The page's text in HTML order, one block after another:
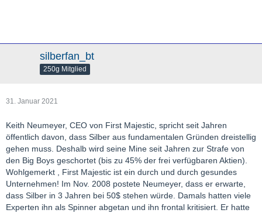
silberfan_bt
250g Mitglied
31. Januar 2021
Keith Neumeyer, CEO von First Majestic, spricht seit Jahren
öffentlich davon, dass Silber aus fundamentalen Gründen dreistellig
gehen muss. Deshalb wird seine Mine seit Jahren zur Strafe von
den Big Boys geschortet (bis zu 45% der frei verfügbaren Aktien).
Wohlgemerkt , First Majestic ist ein durch und durch gesundes
Unternehmen! Im Nov. 2008 postete Neumeyer, dass er erwarte,
dass Silber in 3 Jahren bei 50$ stehen würde. Damals hatten viele
Experten ihn als Spinner abgetan und ihn frontal kritisiert. Er hatte